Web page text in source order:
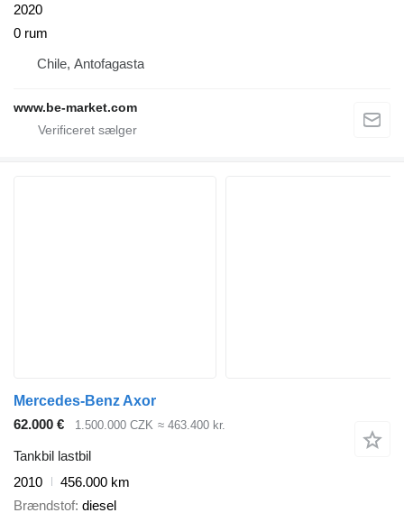
2020
0 rum
Chile, Antofagasta
www.be-market.com
Mercedes-Benz Axor
62.000 €
1.500.000 CZK ≈ 463.400 kr.
Tankbil lastbil
2010
456.000 km
Brændstof diesel